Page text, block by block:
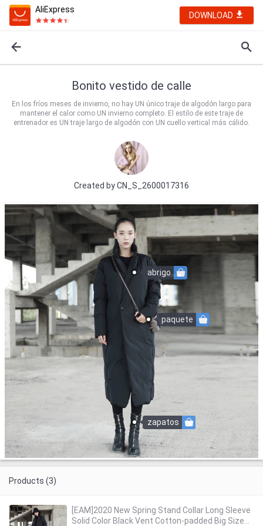
AliExpress
DOWNLOAD
Bonito vestido de calle
En los fríos meses de invierno, no hay UN único traje de algodón largo para
mantener el calor como UN invierno completo. El estilo de este traje de
entrenador es UN traje largo de algodón con UN cuello vertical más cálido.
Created byCN_S_2600017316
abrigo
paquete
zapatos
Products (3)
[EAM]2020 New Spring Stand Collar Long Sleeve
Solid Color Black Vent Cotton-padded Big Size